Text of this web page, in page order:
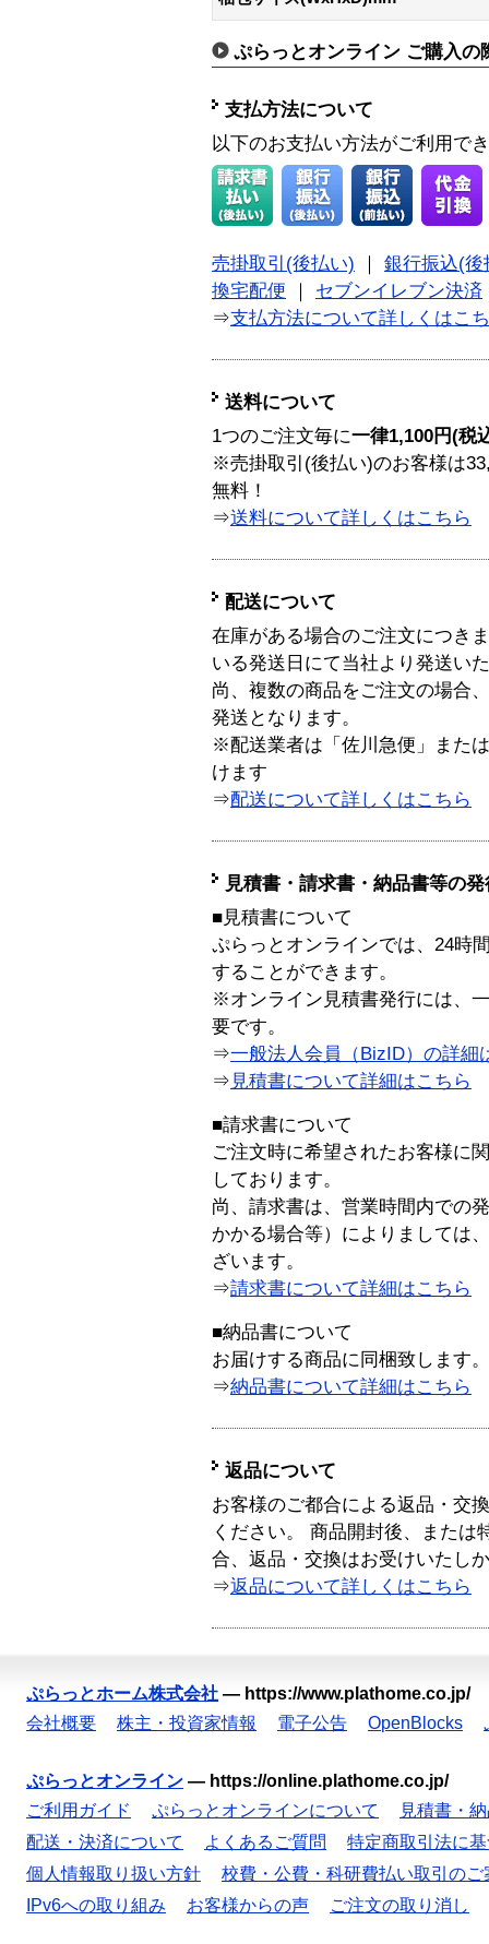
ぷらっとオンライン ご購入の
支払方法について
以下のお支払い方法がご利用で
売掛取引(後払い) ｜ 銀行振込(後
換宅配便 ｜ セブンイレブン決済
⇒支払方法について詳しくはこ
送料について
1つのご注文毎に一律1,100円(税
※売掛取引(後払い)のお客様は
無料！
⇒送料について詳しくはこちら
配送について
在庫がある場合のご注文につき
いる発送日にて当社より発送い
尚、複数の商品をご注文の場合
発送となります。
※配送業者は「佐川急便」また
けます
⇒配送について詳しくはこちら
見積書・請求書・納品書等の
■見積書について
ぷらっとオンラインでは、24時
することができます。
※オンライン見積書発行には、
要です。
⇒一般法人会員（BizID）の詳細
⇒ 見積書について詳細はこちら
■請求書について
ご注文時に希望されたお客様に
しております。
尚、請求書は、営業時間内での
かかる場合等）によりましては
ざいます。
⇒請求書について詳細はこちら
■納品書について
お届けする商品に同梱致します。
⇒納品書について詳細はこちら
返品について
お客様のご都合による返品・交
ください。 商品開封後、または
合、返品・交換はお受けいたし
⇒返品について詳しくはこちら
ぷらっとホーム株式会社 — https://www.plathome.co.jp/
会社概要
株主・投資家情報 電子公告 OpenBlocks
ぷらっとオンライン — https://online.plathome.co.jp/
ご利用ガイド
ぷらっとオンラインについて
見積書・
配送・決済について
よくあるご質問
特定商取引法に
個人情報取り扱い方針
校費・公費・科研費払い取引のご
IPv6への取り組み
お客様からの声 ご注文の取り消し